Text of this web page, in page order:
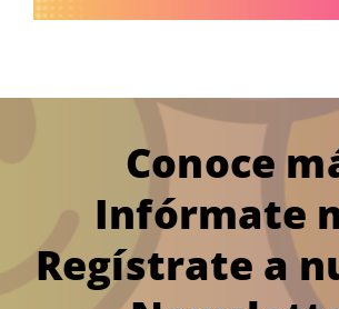
Conoce
Infórmate
Regístrate a